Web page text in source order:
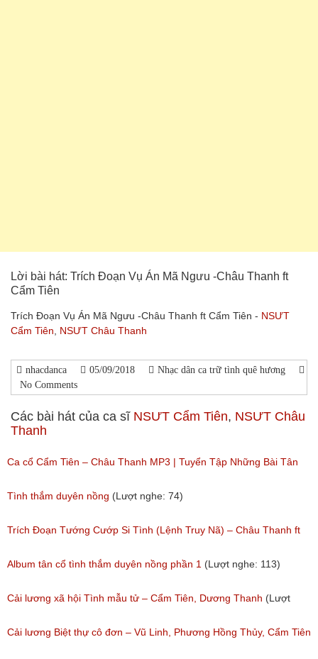
Lời bài hát: Trích Đoạn Vụ Án Mã Ngưu -Châu Thanh ft
Cẩm Tiên
Trích Đoạn Vụ Án Mã Ngưu -Châu Thanh ft Cẩm Tiên - NSƯT
Cẩm Tiên
NSƯT Châu Thanh
nhacdanca 05/09/2018
Nhạc dân ca trữ tình quê hương
No Comments
Các bài hát của ca sĩ NSƯT Cẩm Tiên, NSƯT Châu
Thanh
Ca cổ Cẩm Tiên – Châu Thanh MP3 | Tuyển Tập Những Bài Tân
Cổ, Cải Lương Hay Nhất
(Lượt nghe: 4,810)
Tình thắm duyên nồng (Lượt nghe: 74)
Trích Đoạn Tướng Cướp Si Tình (Lệnh Truy Nã) – Châu Thanh ft
Cẩm Tiên, Hồng Yến
(Lượt nghe: 1,213)
Album tân cổ tình thắm duyên nồng phần 1 (Lượt nghe: 113)
Cải lương xã hội Tình mẫu tử – Cẩm Tiên, Dương Thanh (Lượt
nghe: 95)
Cải lương Biệt thự cô đơn – Vũ Linh, Phương Hồng Thủy, Cẩm Tiên